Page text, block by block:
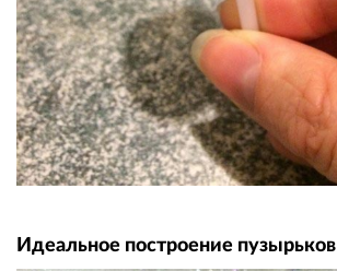
Идеальное построение пузырьков